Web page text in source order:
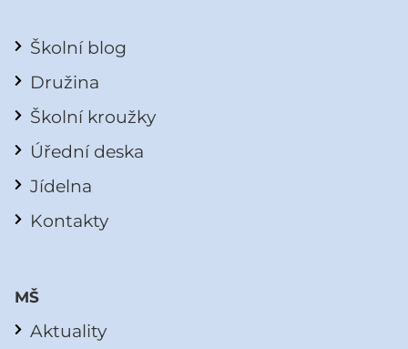
Školní blog
Družina
Školní kroužky
Úřední deska
Jídelna
Kontakty
MŠ
Aktuality